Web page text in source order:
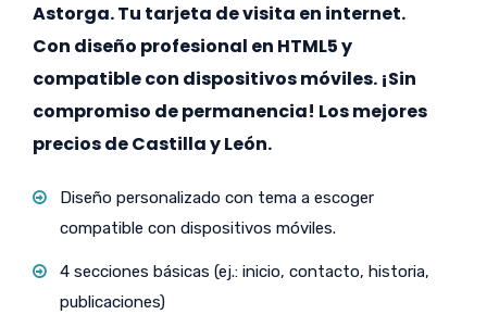
Astorga. Tu tarjeta de visita en internet.
Con diseño profesional en HTML5 y
compatible con dispositivos móviles. ¡Sin
compromiso de permanencia! Los mejores
precios de Castilla y León.
Diseño personalizado con tema a escoger
compatible con dispositivos móviles.
4 secciones básicas (ej.: inicio, contacto, historia,
publicaciones)